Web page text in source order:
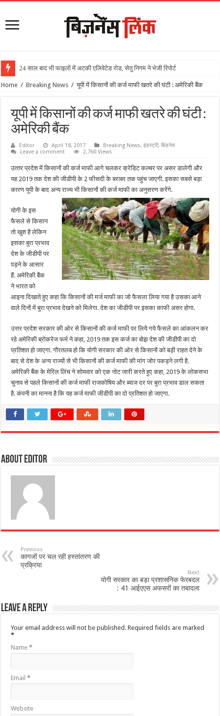
24 साल बाद भी फाइलों में अटकी एलिवेटेड रोड, सेतु निगम ने भेजी रिपोर्ट
Home / Breaking News / यूपी में किसानों की कर्ज माफी खतरे की घंटी : अमेरिकी बैंक
यूपी में किसानों की कर्ज माफी खतरे की घंटी :
अमेरिकी बैंक
Editor April 18, 2017 Breaking News,इंडस्ट्री,बिज़नेस
Leave a comment
2,760 Views
उत्‍तर प्रदेश में किसानों की कर्ज माफी आगे चलकर क्रेडिट कल्‍चर पर असर डालेगी और
यह 2019 तक देश की जीडीपी के 2 फीसदी के बराबर तक पहुंच जाएगी. इसका सबसे बड़ा
कारण यूपी के बाद अन्‍य राज्‍य भी किसानों की कर्ज माफी का अनुसरण करेंगे.
योगी के इस
फैसले से किसान
तो खुश है लेकिन
इसका बुरा प्रभाव
देश के जीडीपी पर
पड़ने के आसार
हैं. अमेरिकी बैंक
ने भारत को
आइना दिखाते हुए कहा कि किसानों की मर्ज माफी का जो फैसला लिया गया है उसका आने
वाले दिनों में बुरा प्रभाव देखने को मिलेगा. देश का जीडीपी पर इसका काफी असर होगा.
उत्तर प्रदेश सरकार की ओर से किसानों की कर्ज माफी पर लिये गये फैसले का आंकलन कर
रहे अमेरिकी ब्रोकरेज फर्म ने कहा, 2019 तक इस कर्ज का बोझ देश की जीडीपी का दो
प्रतिशत हो जाएगा. गौरतलब हो कि योगी सरकार की ओर से किसानों को बड़ी राहत देने के
बाद से देश के अन्य राज्यों से भी किसानों की कर्ज माफी की मांग जोर पकड़ने लगी है.
अमेरिकी बैंक के मेरिल लिंच ने सोमवार को एक नोट जारी करते हुए कहा, 2019 के लोकसभा
चुनाव से पहले किसानों की कर्ज माफी राजकोषिय और ब्याज दर पर बुरा प्रभाव डाल सकता
है. कंपनी का मानना है कि यह कर्ज माफी जीडीपी का दो प्रतिशत हो जाएगा.
About Editor
Previous
कागजों पर चल रही हस्तांतरण की
प्रक्रिया
Next
योगी सरकार का बड़ा प्रशासनिक फेरबदल
: 41 आईएएस अफसरों का तबादला
Leave a Reply
Your email address will not be published. Required fields are marked
*
Name*
Email*
Website